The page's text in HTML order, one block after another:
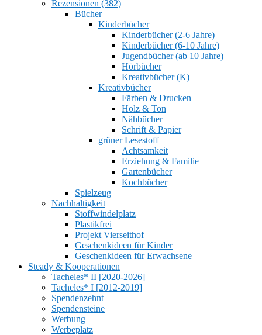
Rezensionen (382)
Bücher
Kinderbücher
Kinderbücher (2-6 Jahre)
Kinderbücher (6-10 Jahre)
Jugendbücher (ab 10 Jahre)
Hörbücher
Kreativbücher (K)
Kreativbücher
Färben & Drucken
Holz & Ton
Nähbücher
Schrift & Papier
grüner Lesestoff
Achtsamkeit
Erziehung & Familie
Gartenbücher
Kochbücher
Spielzeug
Nachhaltigkeit
Stoffwindelplatz
Plastikfrei
Projekt Vierseithof
Geschenkideen für Kinder
Geschenkideen für Erwachsene
Steady & Kooperationen
Tacheles* II [2020-2026]
Tacheles* I [2012-2019]
Spendenzehnt
Spendensteine
Werbung
Werbeplatz